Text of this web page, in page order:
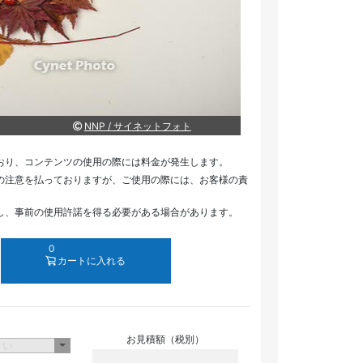
NNP / サイネットフォト
、コンテンツの使用の際には料金が発生します。
意を払っておりますが、ご使用の際には、お客様の責
事前の使用許諾を得る必要がある場合があります。
0
カートに入れる
お見積額（税別）